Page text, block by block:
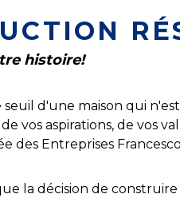
histoire!
d'une maison qui
vos aspirations, de vos
des Entreprises
la décision de